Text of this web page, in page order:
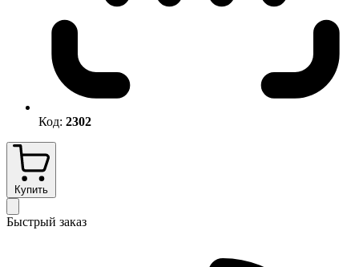
Код: 2302
Купить
Быстрый заказ